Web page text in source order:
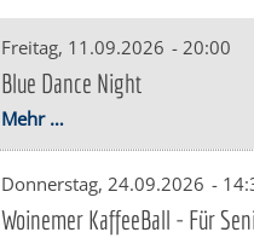
Freitag, 11.09.2026 -20:00
Blue Dance Night
Mehr …
Donnerstag, 24.09.2026 -
Woinemer KaffeeBall - Für